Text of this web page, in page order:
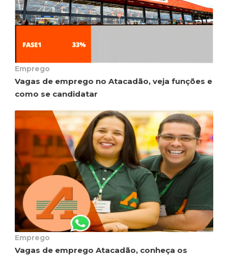
Emprego
Vagas de emprego no Atacadão, veja funções e
como se candidatar
Emprego
Vagas de emprego Atacadão, conheça os